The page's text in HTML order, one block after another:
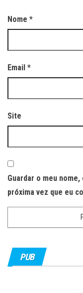
Nome *
Email *
Site
Guardar o meu
próxima vez que eu
PUB